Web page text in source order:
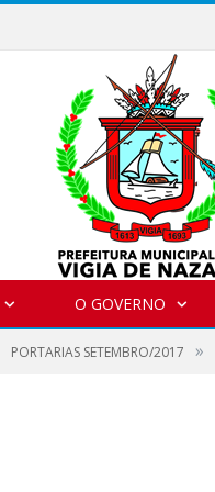
O GOVERNO
PORTARIAS SETEMBRO/2017 »